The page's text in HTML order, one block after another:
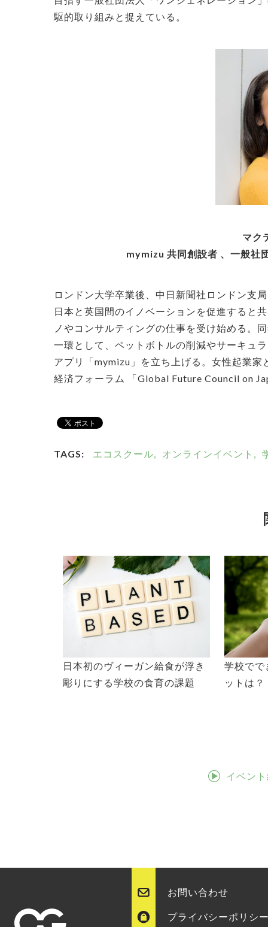
駆的取り組みと捉えている。
マク
mymizu 共同創設者 、一般
ロンドン大学卒業後、中日新聞社ロンドン支
日本と英国間のイノベーションを促進すると
ノやコンサルティングの仕事を受け始める。
一環として、ペットボトルの削減やサーキュ
アプリ「mymizu」を立ち上げる。女性起業
経済フォーラム 「Global Future Council on
TAGS: エコスクール, オンラインイベント,
日本初のヴィーガン給食が浮き
彫りにする学校の食育の課題
学校でで
ットは
イベン
お問い合わせ
プライバシーポリシ